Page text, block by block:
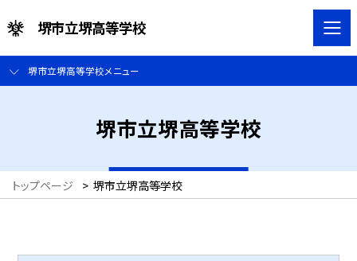
堺市立堺高等学校
堺市立堺高等学校メニュー
堺市立堺高等学校
トップページ > 堺市立堺高等学校